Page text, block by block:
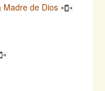
Madre de Dios